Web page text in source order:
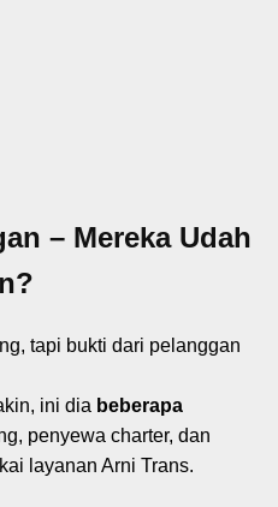
– Mereka Udah
tapi bukti dari pelanggan
ini dia beberapa
penyewa charter, dan
layanan Arni Trans.